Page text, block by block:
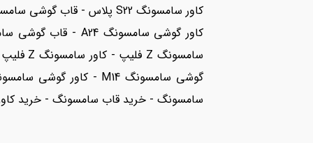
سامسونگ - خرید قاب سامسونگ - خرید